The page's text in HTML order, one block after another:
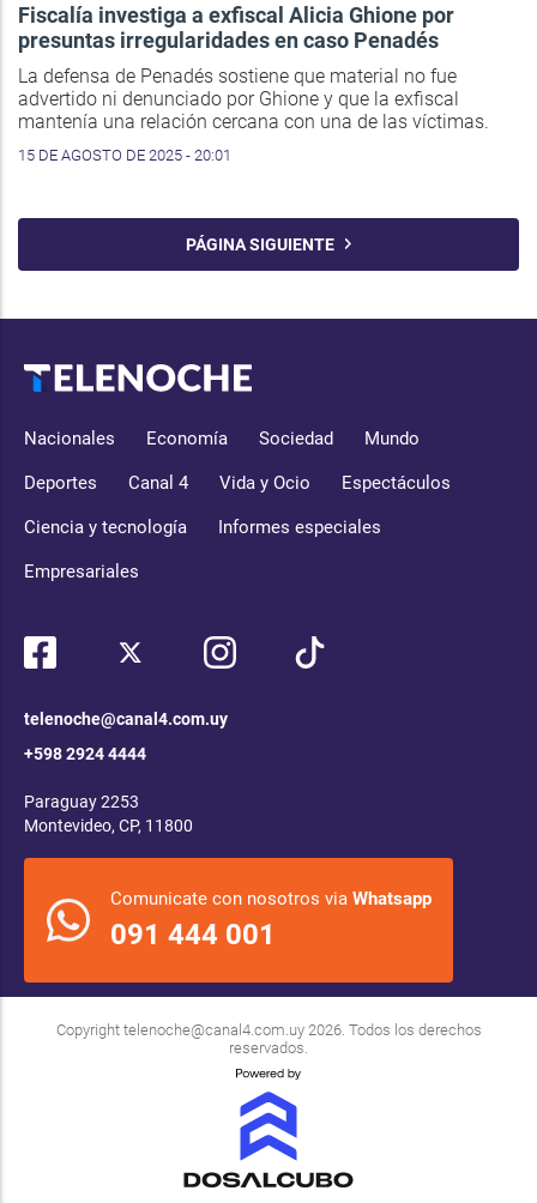
Fiscalía investiga a exfiscal Alicia Ghione por
presuntas irregularidades en caso Penadés
La defensa de Penadés sostiene que material no fue
advertido ni denunciado por Ghione y que la exfiscal
mantenía una relación cercana con una de las víctimas.
15 DE AGOSTO DE 2025 - 20:01
PÁGINA SIGUIENTE
Nacionales Economía Sociedad Mundo
Deportes Canal 4 Vida y Ocio Espectáculos
Ciencia y tecnología Informes especiales
Empresariales
telenoche@canal4.com.uy
+598 2924 4444
Paraguay 2253
Montevideo, CP, 11800
Comunicate con nosotros via Whatsapp
091 444 001
Copyright telenoche@canal4.com.uy2026. Todos los derechos
reservados.